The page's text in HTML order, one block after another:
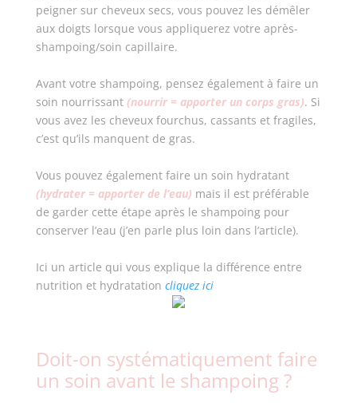
peigner sur cheveux secs, vous pouvez les démêler
aux doigts lorsque vous appliquerez votre après-
shampoing/soin capillaire.
Avant votre shampoing, pensez également à faire un
soin nourrissant (nourrir = apporter un corps gras). Si
vous avez les cheveux fourchus, cassants et fragiles,
c’est qu’ils manquent de gras.
Vous pouvez également faire un soin hydratant
(hydrater = apporter de l’eau) mais il est préférable
de garder cette étape après le shampoing pour
conserver l’eau (j’en parle plus loin dans l’article).
Ici un article qui vous explique la différence entre
nutrition et hydratation cliquez ici
Doit-on systématiquement faire
un soin avant le shampoing ?